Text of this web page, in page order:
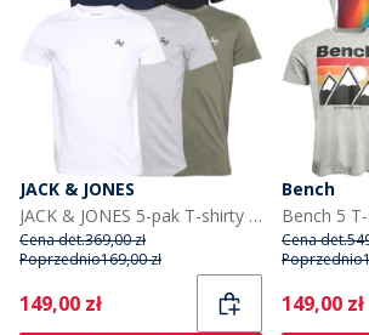
JACK & JONES
JACK & JONES 5-pak T-shirty dla niego kolor granatowo-biały/szary/oliwkowy/czarny
Cena det.369,00 zł
Poprzednio169,00 zł
Current
149,00 zł
Bench
Cena det.
Poprzednio
Current
149,00 zł